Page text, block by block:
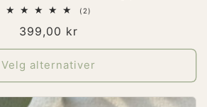
(2)
Vanlig
pris
399,00 kr
Velg alternativer